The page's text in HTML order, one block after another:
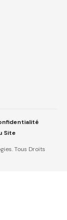
Tous Droits
Site